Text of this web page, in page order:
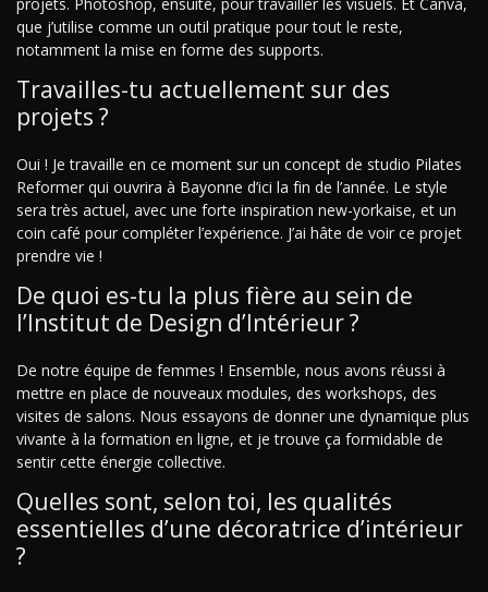
projets. Photoshop, ensuite, pour travailler les visuels. Et Canva,
que j’utilise comme un outil pratique pour tout le reste,
notamment la mise en forme des supports.
Travailles-tu actuellement sur des
projets ?
Oui ! Je travaille en ce moment sur un concept de studio Pilates
Reformer qui ouvrira à Bayonne d’ici la fin de l’année. Le style
sera très actuel, avec une forte inspiration new-yorkaise, et un
coin café pour compléter l’expérience. J’ai hâte de voir ce projet
prendre vie !
De quoi es-tu la plus fière au sein de
l’Institut de Design d’Intérieur ?
De notre équipe de femmes ! Ensemble, nous avons réussi à
mettre en place de nouveaux modules, des workshops, des
visites de salons. Nous essayons de donner une dynamique plus
vivante à la formation en ligne, et je trouve ça formidable de
sentir cette énergie collective.
Quelles sont, selon toi, les qualités
essentielles d’une décoratrice d’intérieur
?